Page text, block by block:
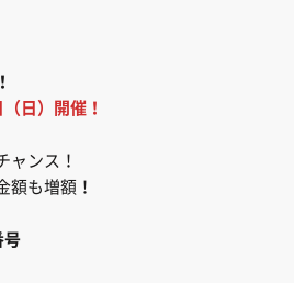
日）開催！
ャンス！
額も増額！
号